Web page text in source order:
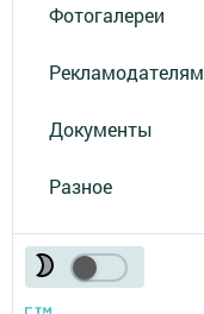
Фотогалереи
Рекламодателям
Документы
Разное